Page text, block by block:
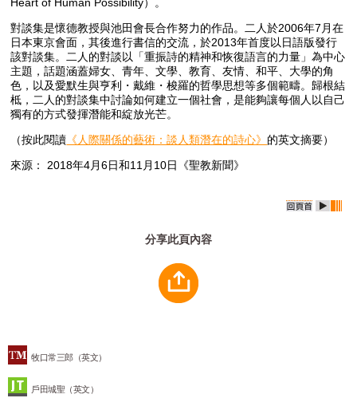
牧口常三郎（英文）
戶田城聖（英文）
對談集是懷德教授與池田會長合作努力的作品。二人於2006年7月在
日本東京會面，其後進行書信的交流，於2013年首度以日語版發行
該對談集。二人的對談以「重振詩的精神和恢復語言的力量」為中心
主題，話題涵蓋婦女、青年、文學、教育、友情、和平、大學的角
色，以及愛默生與亨利・戴維・梭羅的哲學思想等多個範疇。歸根結
柢，二人的對談集中討論如何建立一個社會，是能夠讓每個人以自己
獨有的方式發揮潛能和綻放光芒。
（按此閱讀 《人際關係的藝術：談人類潛在的詩心》 的英文摘要）
來源： 2018年4月6日和11月10日《聖教新聞》
分享此頁內容